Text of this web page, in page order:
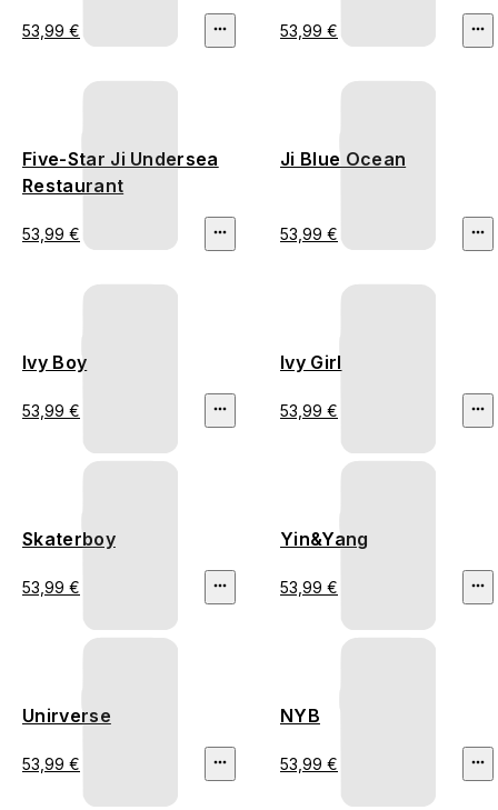
53,99 € 53,99 €
Five-Star Ji Undersea
Restaurant
53,99 €
Ji Blue Ocean
53,99 €
Ivy Boy
53,99 €
Ivy Girl
53,99 €
Skaterboy
53,99 €
Yin&Yang
53,99 €
Unirverse
53,99 €
NYB
53,99 €